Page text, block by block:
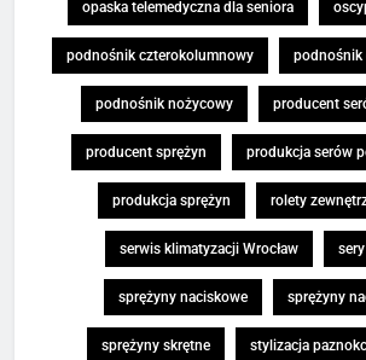
opaska telemedyczna dla seniora
podnośnik czterokolumnowy podnośnik
podnośnik nożycowy producent
producent sprężyn produkcja serów
produkcja sprężyn rolety
serwis klimatyzacji Wrocław
sprężyny naciskowe sprężyny
sprężyny skrętne stylizacja